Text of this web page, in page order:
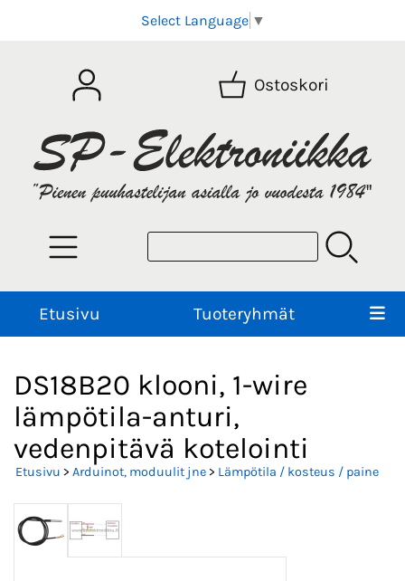
Select Language ▼
Ostoskori
Etusivu Tuoteryhmät
DS18B20 klooni, 1-wire
lämpötila-anturi,
vedenpitävä kotelointi
Etusivu > Arduinot, moduulit jne> Lämpötila / kosteus / paine